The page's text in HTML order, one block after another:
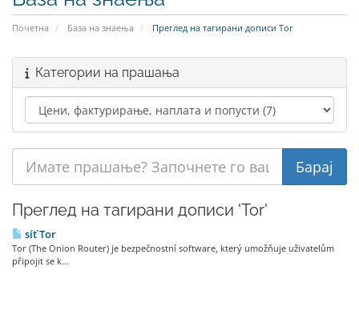
Почетна База на знаења Преглед на тагирани дописи Tor
Категории на прашања
Преглед на тагирани дописи 'Tor'
síť Tor
Tor (The Onion Router) je bezpečnostní software, který umožňuje uživatelům
připojit se k...